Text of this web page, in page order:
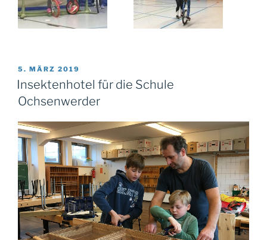
VERÖFFENTLICHT
AM
5. MÄRZ 2019
Insektenhotel für die Schule
Ochsenwerder